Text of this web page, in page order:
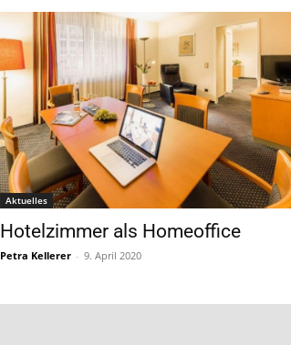
Aktuelles
Hotelzimmer als Homeoffice
Petra Kellerer - 9. April 2020